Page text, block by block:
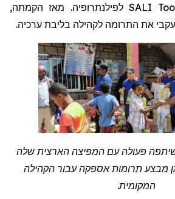
SALIלפילנתרופיה. מאז הקמתה,
את התרומה לקהילה בליבת ערכיה.
פעולה עם המפיצה הארצית שלה
מבצע תרומות אספקהעבור הקהילה
המקומית.